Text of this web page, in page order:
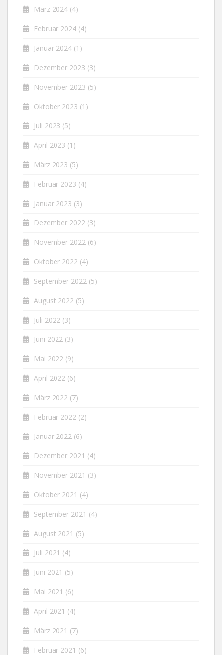
März 2024 (4)
Februar 2024 (4)
Januar 2024 (1)
Dezember 2023 (3)
November 2023 (5)
Oktober 2023 (1)
Juli 2023 (5)
April 2023 (1)
März 2023 (5)
Februar 2023 (4)
Januar 2023 (3)
Dezember 2022 (3)
November 2022 (6)
Oktober 2022 (4)
September 2022 (5)
August 2022 (5)
Juli 2022 (3)
Juni 2022 (3)
Mai 2022 (9)
April 2022 (6)
März 2022 (7)
Februar 2022 (2)
Januar 2022 (6)
Dezember 2021 (4)
November 2021 (3)
Oktober 2021 (4)
September 2021 (4)
August 2021 (5)
Juli 2021 (4)
Juni 2021 (5)
Mai 2021 (6)
April 2021 (4)
März 2021 (7)
Februar 2021 (6)